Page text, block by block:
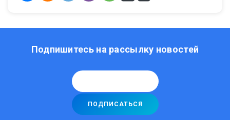
Подпишитесь на рассылку новостей